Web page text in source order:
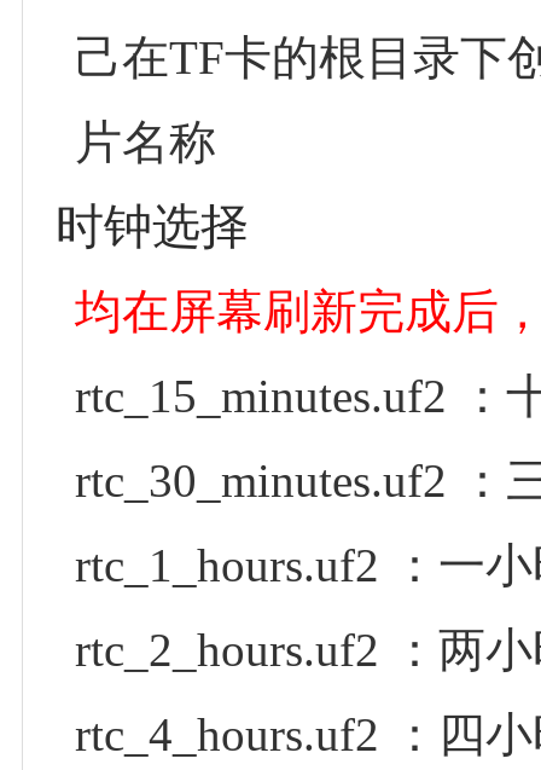
己在TF卡的根目录下
片名称
时钟选择
均在屏幕刷新完成后
rtc_15_minutes.uf2 ：
rtc_30_minutes.uf2 ：
rtc_1_hours.uf2 ：一
rtc_2_hours.uf2 ：两
rtc_4_hours.uf2 ：四